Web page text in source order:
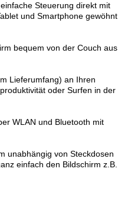
Steuerung direkt mit
und Smartphone gewöhnt
bequem von der Couch aus
Lieferumfang) an Ihren
oder Surfen in der
WLAN und Bluetooth mit
unabhängig von Steckdosen
einfach den Bildschirm z.B.